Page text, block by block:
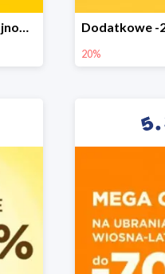
Sezonowa wyprzedaż na najnowszą kolekcję do -50%
20%